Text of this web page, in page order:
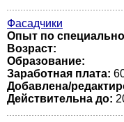
Фасадчики
Опыт по
Возраст:
Образование:
Заработная плата:
Добавлена/
Действительна до: